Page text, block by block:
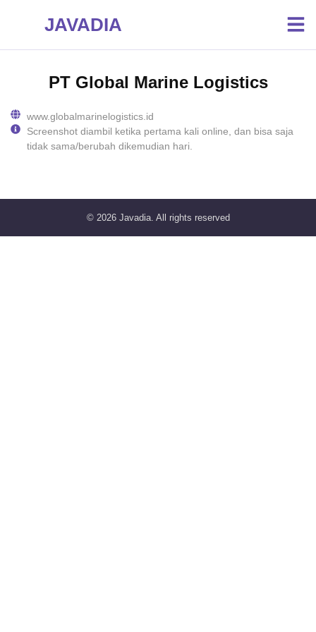
JAVADIA
PT Global Marine Logistics
www.globalmarinelogistics.id
Screenshot diambil ketika pertama kali online, dan bisa saja
tidak sama/berubah dikemudian hari.
© 2026 Javadia. All rights reserved